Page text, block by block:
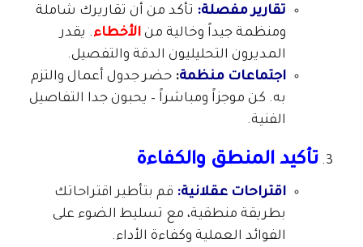
تقارير مفصلة: تأكد من أن تقاريرك شاملة
ومنظمة جيداً وخالية من الأخطاء. يقدر
المديرون التحليليون الدقة والتفصيل.
اجتماعات منظمة: حضر جدول أعمال والتزم
به. كن موجزاً ومباشراً – يحبون جدا التفاصيل
الفنية.
تأكيد المنطق والكفاءة
اقتراحات عقلانية: قم بتأطير اقتراحاتك
بطريقة منطقية، مع تسليط الضوء على
الفوائد العملية وكفاءة الأداء.